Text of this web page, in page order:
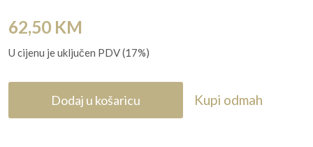
62,50 KM
U cijenu je uključen PDV (17%)
Dodaj u košaricu Kupi odmah